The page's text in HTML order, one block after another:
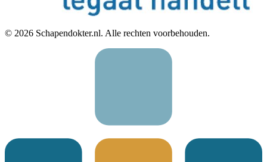
© 2026 Schapendokter.nl. Alle rechten voorbehouden.